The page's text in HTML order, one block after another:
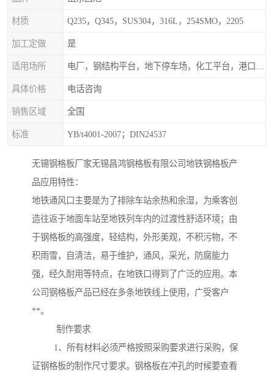
材质 Q235，Q345，SUS304，316L，254SMO，2205
加工定做 是
适用场所
具体价格 电话咨询
销售区域 全国
标准 YB/t4001-2007；DIN24537
无锡钢格板厂家无锡昌鸿钢格板有限公司地铁钢格板产
品应用特性：
地铁通风口主要是为了排除车站余热和余湿，为乘客创
造往返于地面车站至地铁列车内的过渡性舒适环境；由
于钢格板的高强度，轻结构，外形美观，不积污物，不
积雨雪，自清洁，易于维护，通风，采光，防腐能力
强，经久耐用等特点，在地铁口得到了广泛的应用。本
公司钢格板产品已经在多条地铁线上使用，广受客户
**。
制作要求
1、所有材料必须严格按照采购要求进行采购，保
证钢格板的制作尺寸要求。钢格板在冲孔的时候要查看